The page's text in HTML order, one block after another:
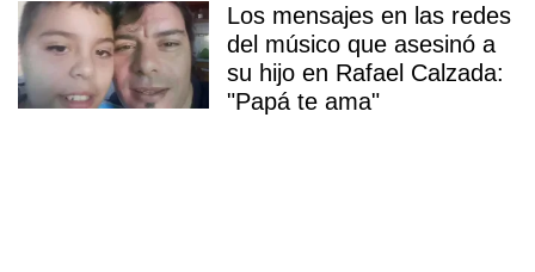
Los mensajes en las redes
del músico que asesinó a
su hijo en Rafael Calzada:
"Papá te ama"